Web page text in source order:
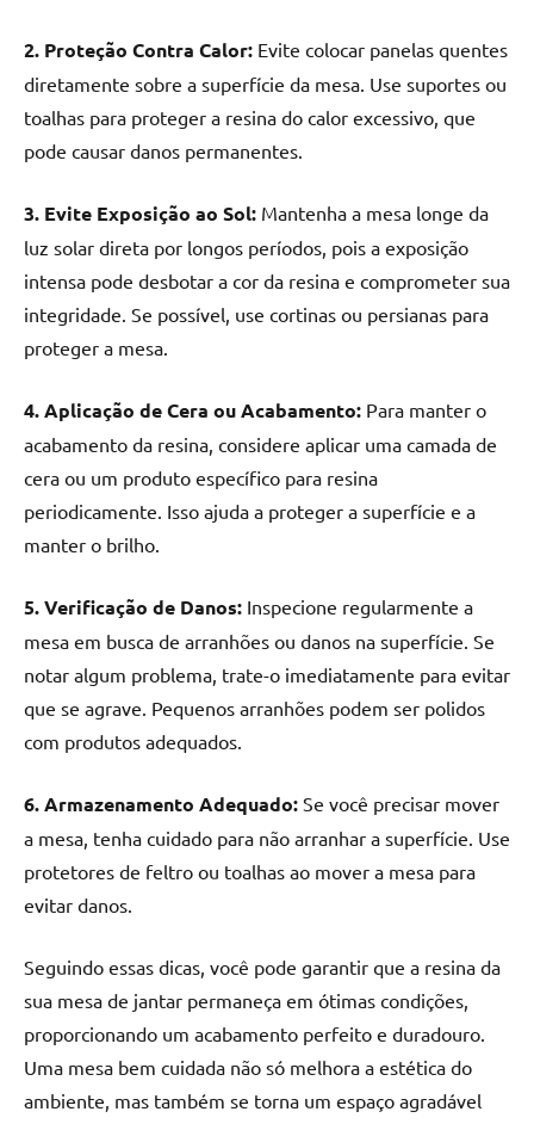
2. Proteção Contra Calor: Evite colocar panelas quentes
diretamente sobre a superfície da mesa. Use suportes ou
toalhas para proteger a resina do calor excessivo, que
pode causar danos permanentes.
3. Evite Exposição ao Sol: Mantenha a mesa longe da
luz solar direta por longos períodos, pois a exposição
intensa pode desbotar a cor da resina e comprometer sua
integridade. Se possível, use cortinas ou persianas para
proteger a mesa.
4. Aplicação de Cera ou Acabamento: Para manter o
acabamento da resina, considere aplicar uma camada de
cera ou um produto específico para resina
periodicamente. Isso ajuda a proteger a superfície e a
manter o brilho.
5. Verificação de Danos: Inspecione regularmente a
mesa em busca de arranhões ou danos na superfície. Se
notar algum problema, trate-o imediatamente para evitar
que se agrave. Pequenos arranhões podem ser polidos
com produtos adequados.
6. Armazenamento Adequado: Se você precisar mover
a mesa, tenha cuidado para não arranhar a superfície. Use
protetores de feltro ou toalhas ao mover a mesa para
evitar danos.
Seguindo essas dicas, você pode garantir que a resina da
sua mesa de jantar permaneça em ótimas condições,
proporcionando um acabamento perfeito e duradouro.
Uma mesa bem cuidada não só melhora a estética do
ambiente, mas também se torna um espaço agradável